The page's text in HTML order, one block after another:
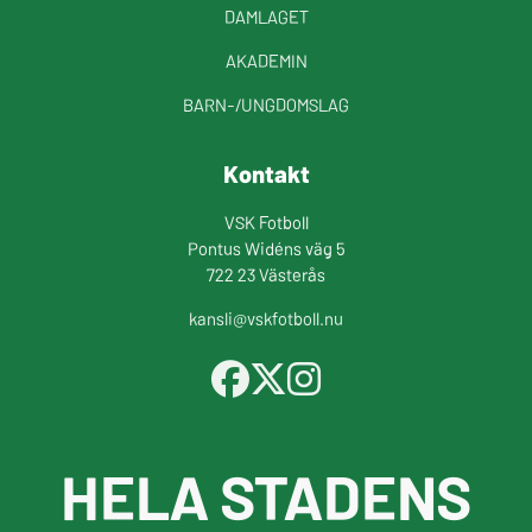
DAMLAGET
AKADEMIN
BARN-/UNGDOMSLAG
Kontakt
VSK Fotboll
Pontus Widéns väg 5
722 23 Västerås
kansli@vskfotboll.nu
HELA STADENS